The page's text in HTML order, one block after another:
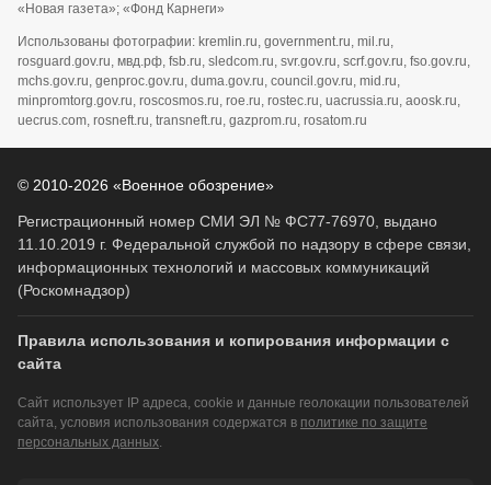
«Новая газета»; «Фонд Карнеги»
Использованы фотографии: kremlin.ru, government.ru, mil.ru,
rosguard.gov.ru, мвд.рф, fsb.ru, sledcom.ru, svr.gov.ru, scrf.gov.ru, fso.gov.ru,
mchs.gov.ru, genproc.gov.ru, duma.gov.ru, council.gov.ru, mid.ru,
minpromtorg.gov.ru, roscosmos.ru, roe.ru, rostec.ru, uacrussia.ru, aoosk.ru,
uecrus.com, rosneft.ru, transneft.ru, gazprom.ru, rosatom.ru
© 2010-2026 «Военное обозрение»
Регистрационный номер СМИ ЭЛ № ФС77-76970, выдано
11.10.2019 г. Федеральной службой по надзору в сфере связи,
информационных технологий и массовых коммуникаций
(Роскомнадзор)
Правила использования и копирования информации с
сайта
Сайт использует IP адреса, cookie и данные геолокации пользователей
сайта, условия использования содержатся в политике по защите
персональных данных.